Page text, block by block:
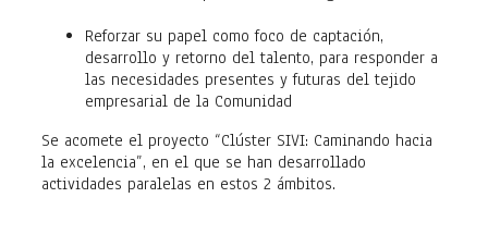
Reforzar su papel como foco de captación,
desarrollo y retorno del talento, para responder a
las necesidades presentes y futuras del tejido
empresarial de la Comunidad
Se acomete el proyecto “Clúster SIVI: Caminando hacia
la excelencia”, en el que se han desarrollado
actividades paralelas en estos 2 ámbitos.